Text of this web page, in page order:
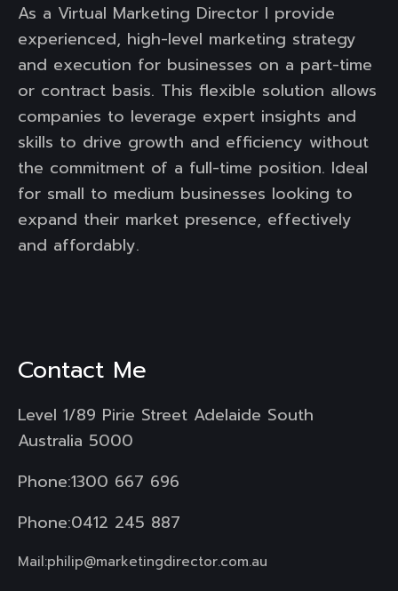
As a Virtual Marketing Director I provide
experienced, high-level marketing strategy
and execution for businesses on a part-time
or contract basis. This flexible solution allows
companies to leverage expert insights and
skills to drive growth and efficiency without
the commitment of a full-time position. Ideal
for small to medium businesses looking to
expand their market presence, effectively
and affordably.
Contact Me
Level 1/89 Pirie Street Adelaide South
Australia 5000
Phone:1300 667 696
Phone:0412 245 887
Mail:philip@marketingdirector.com.au